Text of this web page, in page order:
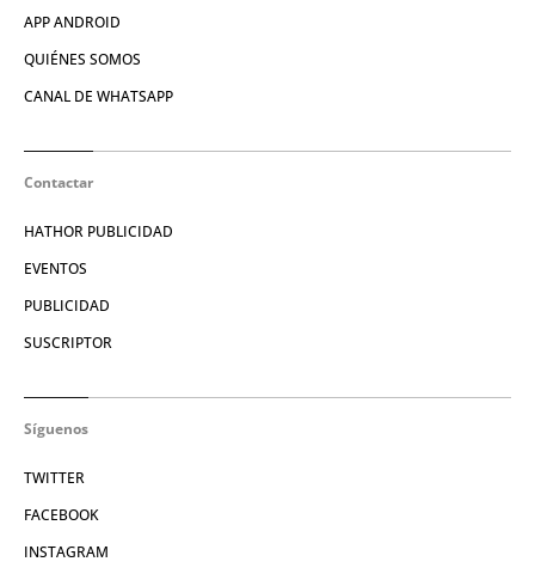
APP ANDROID
QUIÉNES SOMOS
CANAL DE WHATSAPP
Contactar
HATHOR PUBLICIDAD
EVENTOS
PUBLICIDAD
SUSCRIPTOR
Síguenos
TWITTER
FACEBOOK
INSTAGRAM